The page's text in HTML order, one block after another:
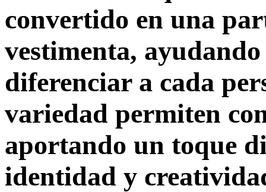
convertido en una
vestimenta,
diferenciar a cada
variedad permiten
aportando un toque
identidad y